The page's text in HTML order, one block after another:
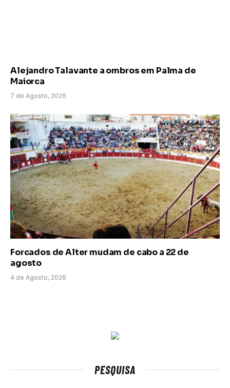
Alejandro Talavante a ombros em Palma de
Maiorca
7 de Agosto, 2026
Forcados de Alter mudam de cabo a 22 de
agosto
4 de Agosto, 2026
PESQUISA